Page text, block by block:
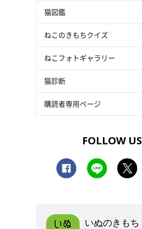
猫図鑑
ねこのきもちクイズ
ねこフォトギャラリー
猫診断
購読者専用ページ
FOLLOW US
いぬのきもち